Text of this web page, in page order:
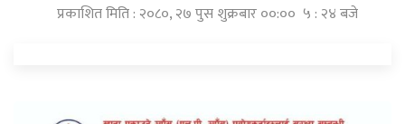
प्रकाशित मिति : २०८०, २७ पुस शुक्रबार ००:०० ५ : २४ बजे